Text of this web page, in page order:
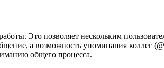
Это позволяет нескольким
а возможность упоминания коллег
общего процесса.